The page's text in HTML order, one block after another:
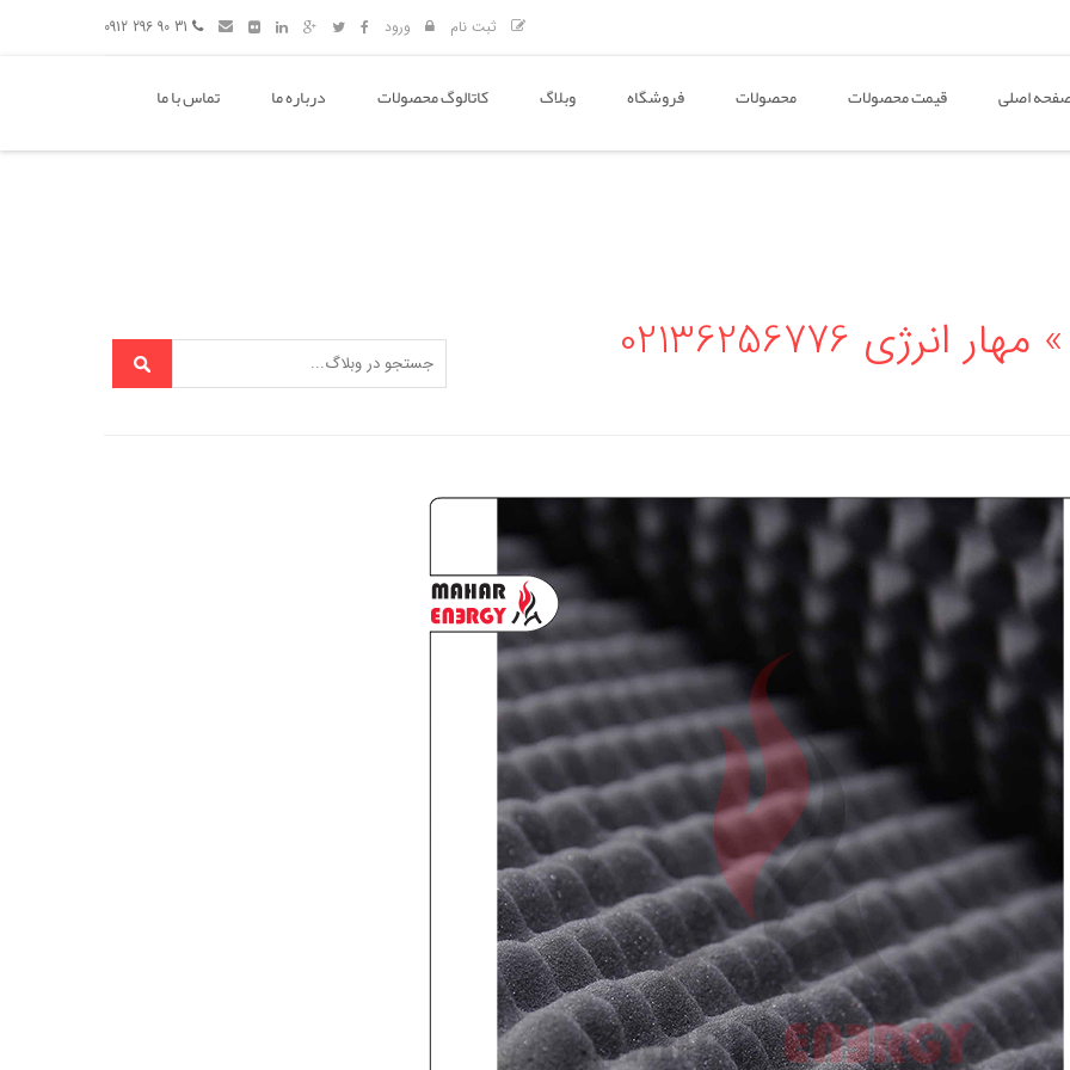
ثبت نام ورود
اصلی قیمت محصولات محصولات فروشگاه وبلاگ کاتالوگ محصولات درباره ما تماس با ما
02136256776